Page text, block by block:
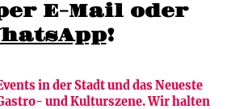
Update per E-Mail oder
!
in der Stadt und das Neueste
und Kulturszene. Wir halten